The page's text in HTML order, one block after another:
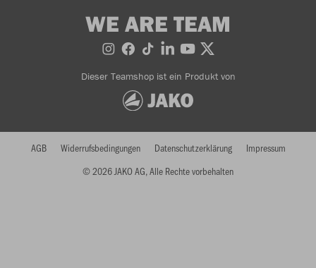
WE ARE TEAM
Dieser Teamshop ist ein Produkt von
© 2026 JAKO AG, Alle Rechte vorbehalten
AGB Widerrufsbedingungen Datenschutzerklärung Impressum